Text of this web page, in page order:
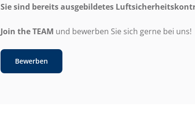
Sie sind bereits ausgebildetes
Join the TEAM und bewerben Sie sich gerne bei uns!
Bewerben